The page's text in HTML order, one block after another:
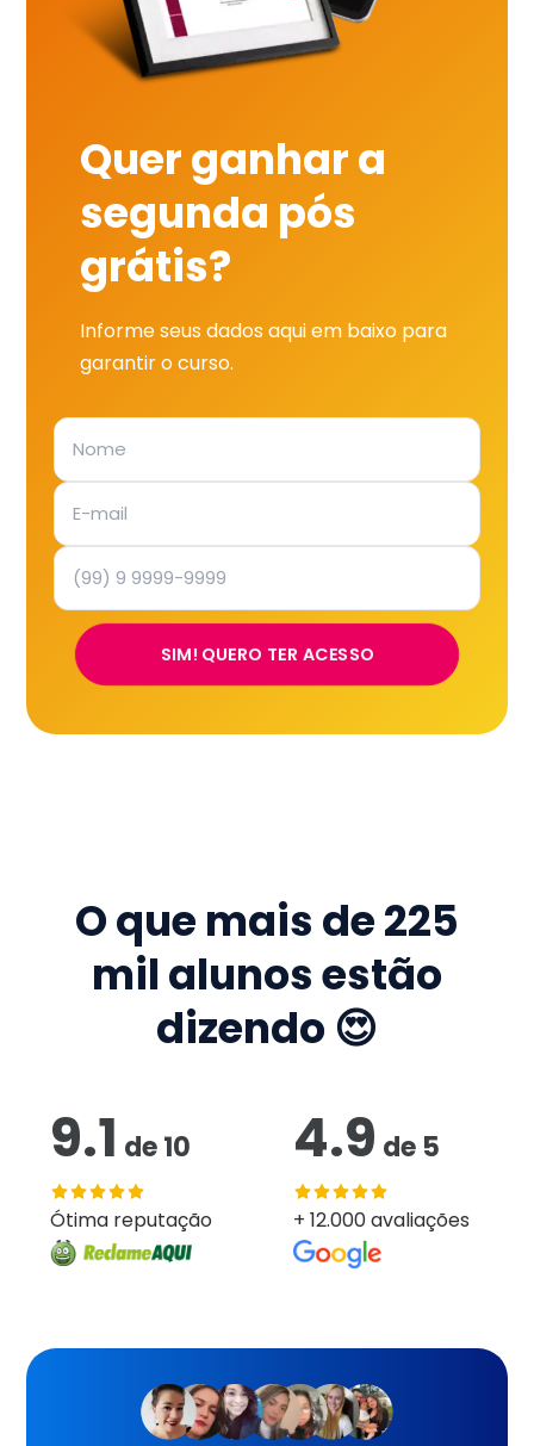
Quer ganhar a
segunda pós
grátis?
Informe seus dados aqui em baixo para
garantir o curso.
SIM! QUERO TER ACESSO
O que mais de225
mil alunos estão
dizendo 😍
9.1 de10
Ótima reputação
4.9 de 5
+ 12.000 avaliações